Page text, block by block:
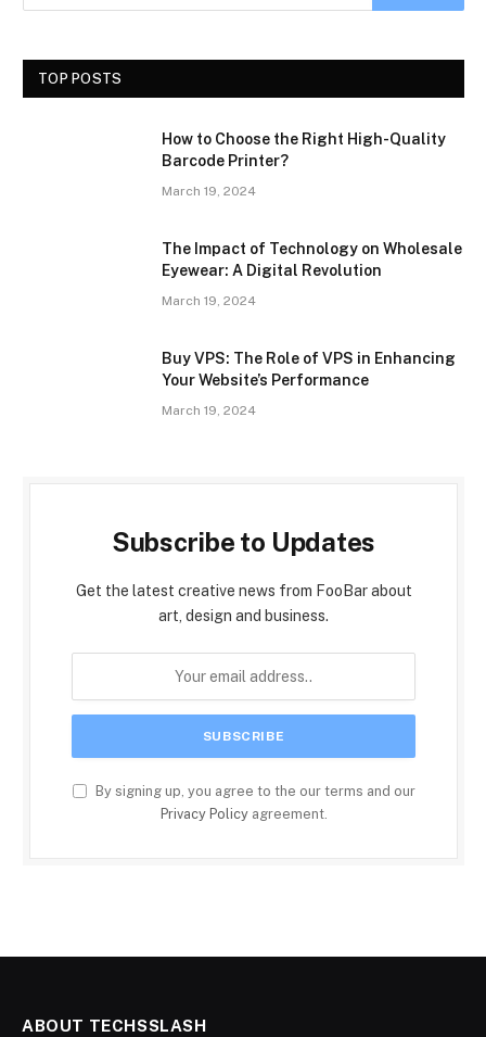
TOP POSTS
How to Choose the Right High-Quality
Barcode Printer?
March 19, 2024
The Impact of Technology on Wholesale
Eyewear: A Digital Revolution
March 19, 2024
Buy VPS: The Role of VPS in Enhancing
Your Website’s Performance
March 19, 2024
Subscribe to Updates
Get the latest creative news from FooBar about
art, design and business.
By signing up, you agree to the our terms and our
Privacy Policyagreement.
ABOUT TECHSSLASH